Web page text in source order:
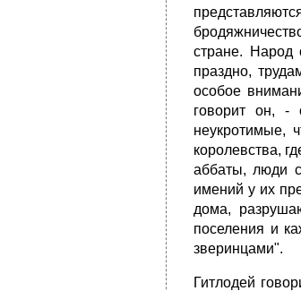
стране. Народ
праздно,
особое
говорит он, -
неукротимые,
королевства,
аббаты, люди
имений у их
дома,
поселения и
зверинцами".
Гитлодей